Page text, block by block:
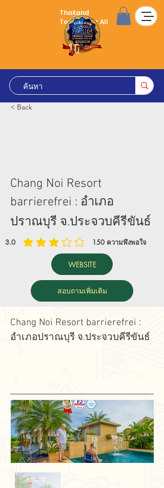
Thailand
Tourism for All
< Back
Chang Noi Resort
barrierefrei : อำเภอ
ปราณบุรี จ.ประจวบคีรีขันธ์
3.0 150 ความพึงพอใจ
average rating is 3 out of 5, based on 150 votes, ควา
WEBSITE
สอบถามเพิ่มเติม
Chang Noi Resort barrierefrei :
อำเภอปราณบุรี จ.ประจวบคีรีขันธ์